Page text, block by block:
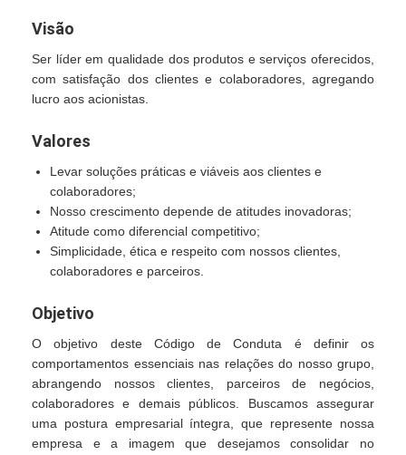
Visão
Ser líder em qualidade dos produtos e serviços oferecidos,
com satisfação dos clientes e colaboradores, agregando
lucro aos acionistas.
Valores
Levar soluções práticas e viáveis aos clientes e
colaboradores;
Nosso crescimento depende de atitudes inovadoras;
Atitude como diferencial competitivo;
Simplicidade, ética e respeito com nossos clientes,
colaboradores e parceiros.
Objetivo
O objetivo deste Código de Conduta é definir os
comportamentos essenciais nas relações do nosso grupo,
abrangendo nossos clientes, parceiros de negócios,
colaboradores e demais públicos. Buscamos assegurar
uma postura empresarial íntegra, que represente nossa
empresa e a imagem que desejamos consolidar no